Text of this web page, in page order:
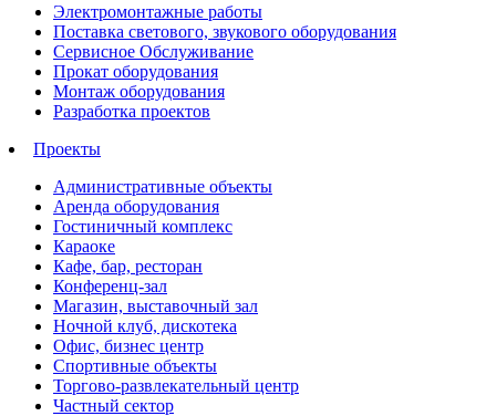
Электромонтажные работы
Поставка светового, звукового оборудования
Сервисное Обслуживание
Прокат оборудования
Монтаж оборудования
Разработка проектов
Проекты
Административные объекты
Аренда оборудования
Гостиничный комплекс
Караоке
Кафе, бар, ресторан
Конференц-зал
Магазин, выставочный зал
Ночной клуб, дискотека
Офис, бизнес центр
Спортивные объекты
Торгово-развлекательный центр
Частный сектор